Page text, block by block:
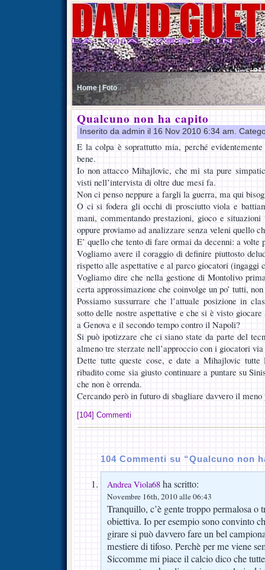
Home | Foto
Qualcuno non ha capito
Inserito da admin il 16 Nov 2010 6:34 am.
E la colpa è soprattutto mia, perché
bene.
Io non attacco Mihajlovic, che mi sta pure
visti nell’intervista di oltre due mesi fa.
Non ci penso neppure a fargli la guerra, ma qui
O ci si fodera gli occhi di prosciutto viola e
mani, commentando prestazioni, gioco e
oppure proviamo ad analizzare senza veleni quello
E’ quello che tento di fare ormai da decenni: a volte
Vogliamo avere il coraggio di definire piuttosto
rispetto alle aspettative e al parco giocatori (ingaggi
Vogliamo dire che nella gestione di Montolivo
certa approssimazione che coinvolge un po’ tutti,
Possiamo sussurrare che l’attuale posizione in
sotto delle nostre aspettative e che si è visto
a Genova e il secondo tempo contro il Napoli?
Si può ipotizzare che ci siano state da parte del
almeno tre sterzate nell’approccio con i giocatori
Dette tutte queste cose, e date a Mihajlovic
ribadito come sia giusto continuare a puntare su
che non è orrenda.
Cercando però in futuro di sbagliare davvero il meno
[104] Commenti
104 Commenti su “Qualcuno non
Andrea Viola68 ha scritto:
Novembre 16th, 2010 alle 06:43
Tranquillo, c’è gente troppo permalosa o
obiettiva. Io per esempio sono convinto
girare si può davvero fare un bel
mestiere di tifoso. Perchè per me viene
Siccomme mi piace il calcio dico che